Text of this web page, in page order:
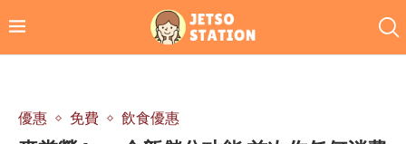
優惠 免費 飲食優惠